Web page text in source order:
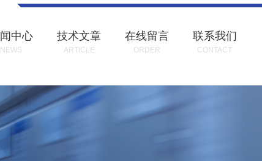
中心
NEWS
技术文章
ARTICLE
在线留言
ORDER
联系我们
CONTACT